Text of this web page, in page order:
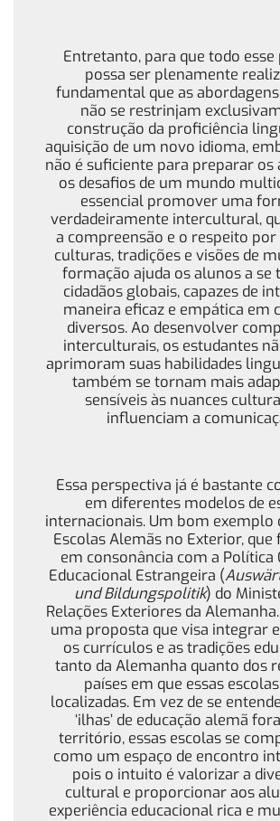
Entretanto, para que todo
possa ser plenamente
fundamental que as
não se restrinjam
construção da proficiência
aquisição de um novo idioma,
não é suficiente para preparar os
os desafios de um mundo
essencial promover uma
verdadeiramente intercultural,
a compreensão e o respeito
culturas, tradições e visões de
formação ajuda os alunos a se
cidadãos globais, capazes de
maneira eficaz e empática em
diversos. Ao desenvolver
interculturais, os estudantes
aprimoram suas habilidades
também se tornam mais
sensíveis às nuances
influenciam a
Essa perspectiva já é bastante
em diferentes modelos de
internacionais. Um bom exemplo
Escolas Alemãs no Exterior,
em consonância com a Política
Educacional Estrangeira (
und Bildungspolitik) do
Relações Exteriores da
uma proposta que visa integrar
os currículos e as tradições
tanto da Alemanha quanto dos
países em que essas
localizadas. Em vez de se
‘ilhas’ de educação alemã
território, essas escolas se
como um espaço de encontro
pois o intuito é valorizar a
cultural e proporcionar aos
experiência educacional rica e